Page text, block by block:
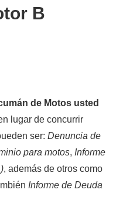
B
de Motos usted
lugar de concurrir
ser: Denuncia de
para motos, Informe
, además de otros como
Informe de Deuda